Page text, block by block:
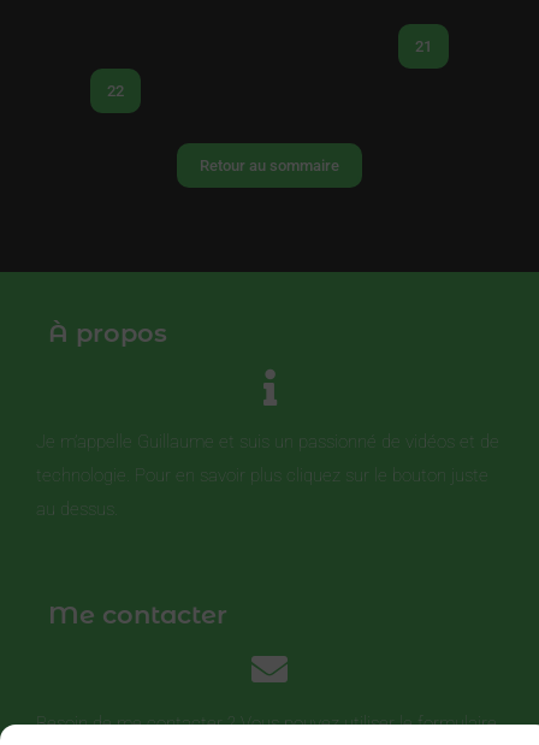
21
22
Retour au sommaire
À propos
Je m’appelle Guillaume et suis un passionné de vidéos et de
technologie. Pour en savoir plus cliquez sur le bouton juste
au dessus.
Me contacter
Besoin de me contacter ? Vous pouvez utiliser le formulaire